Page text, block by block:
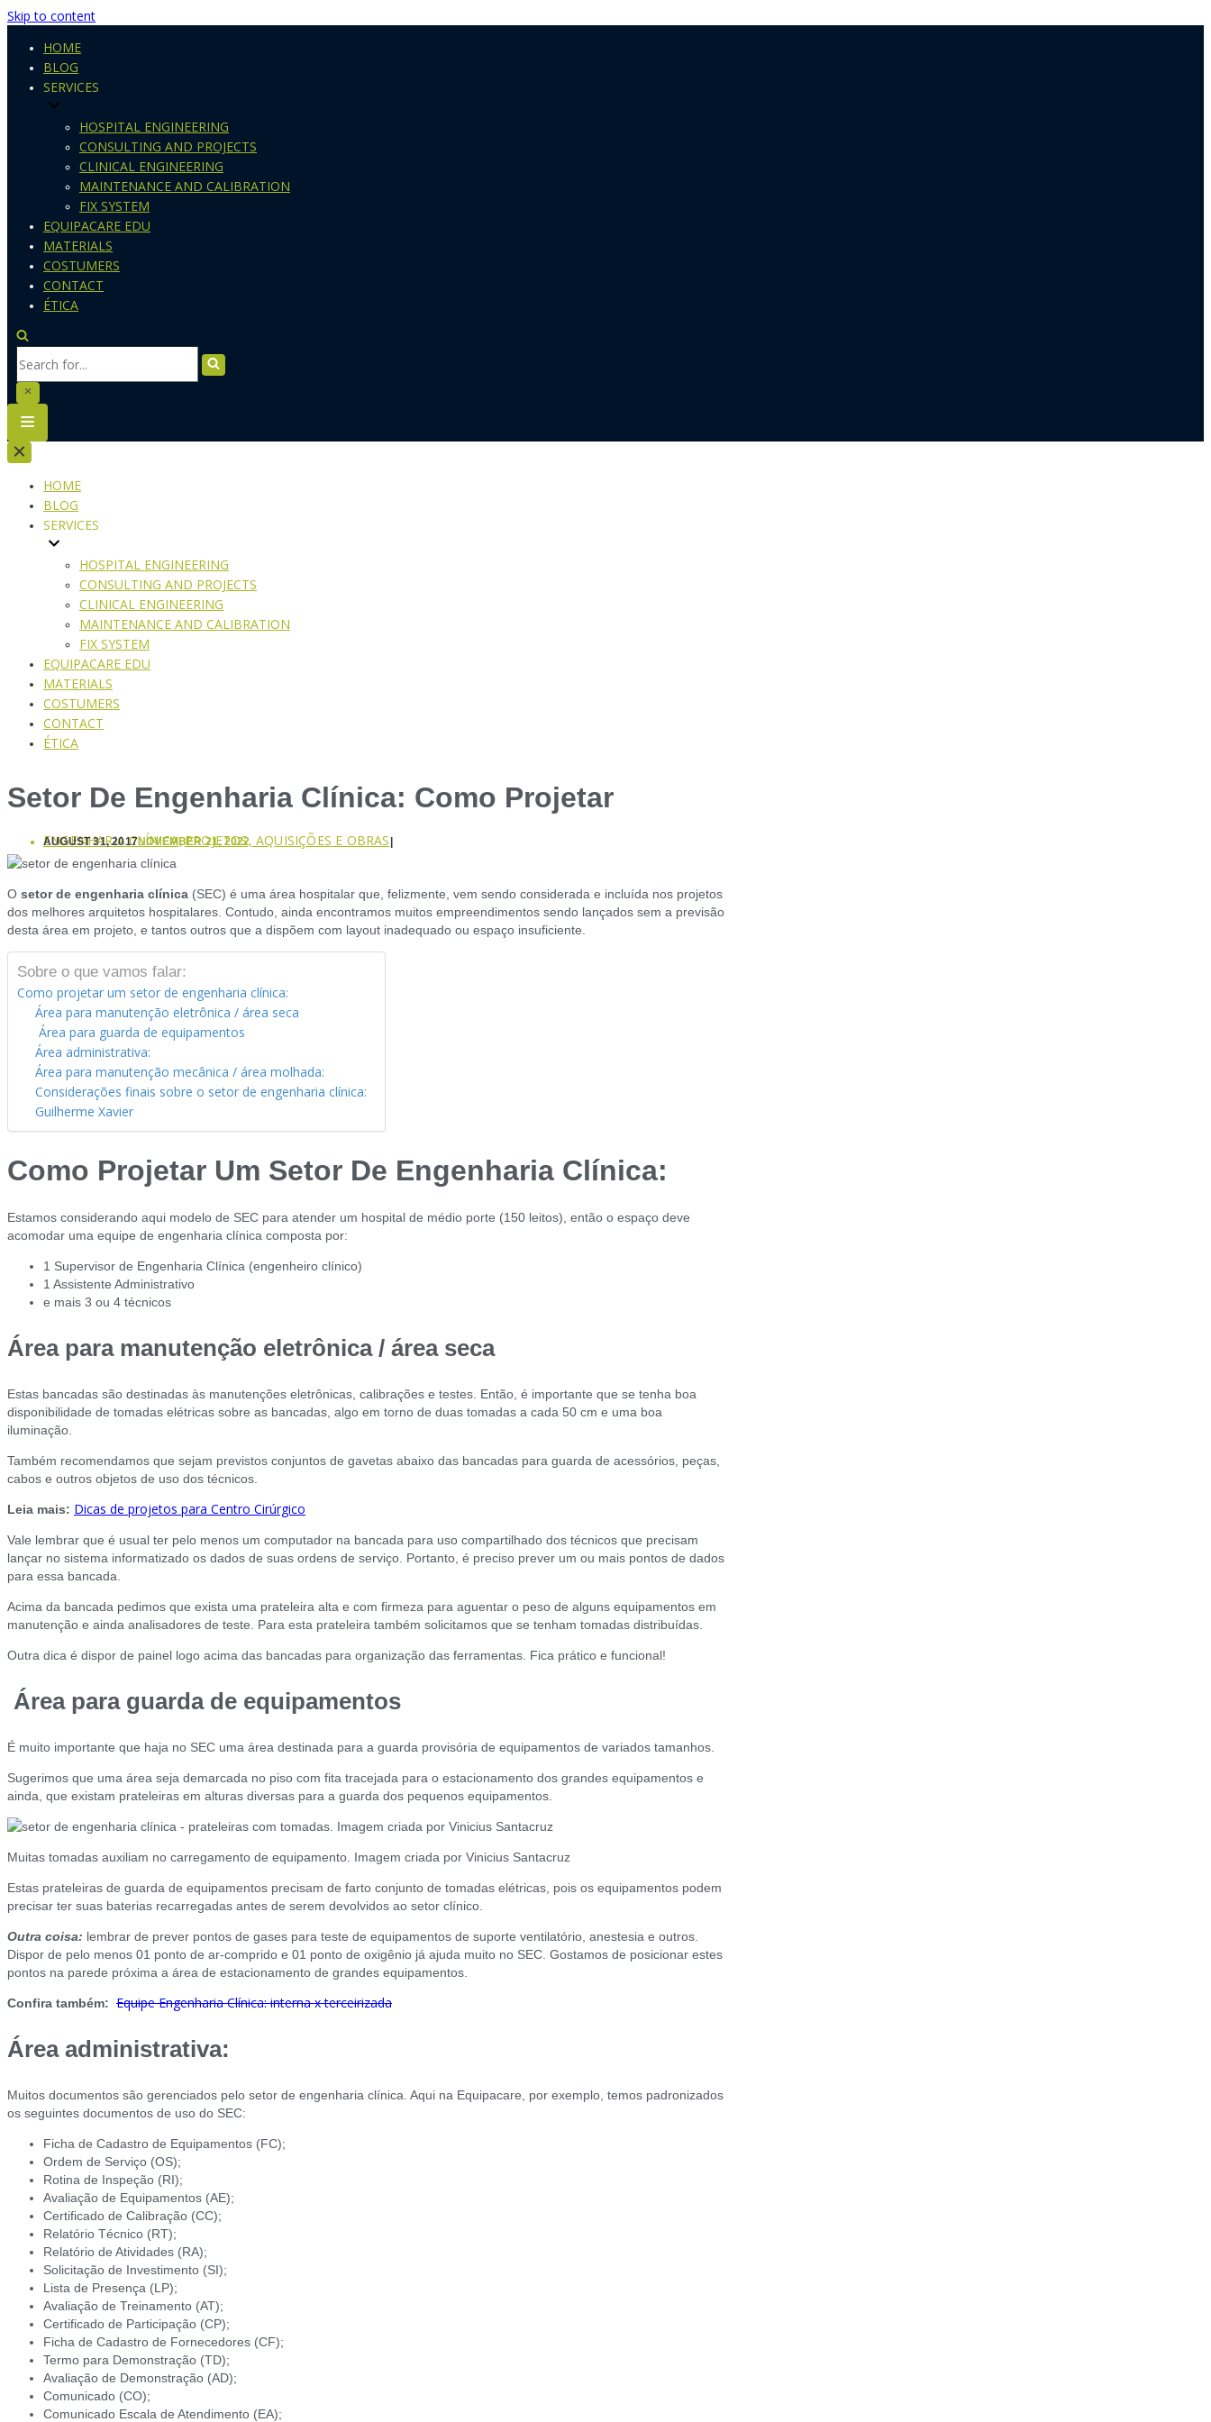
Skip to content
HOME
BLOG
SERVICES
HOSPITAL ENGINEERING
CONSULTING AND PROJECTS
CLINICAL ENGINEERING
MAINTENANCE AND CALIBRATION
FIX SYSTEM
EQUIPACARE EDU
MATERIALS
COSTUMERS
CONTACT
ÉTICA
HOME
BLOG
SERVICES
HOSPITAL ENGINEERING
CONSULTING AND PROJECTS
CLINICAL ENGINEERING
MAINTENANCE AND CALIBRATION
FIX SYSTEM
EQUIPACARE EDU
MATERIALS
COSTUMERS
CONTACT
ÉTICA
Setor De Engenharia Clínica: Como Projetar
ENGENHARIA CLÍNICA,PROJETOS, AQUISIÇÕES E OBRAS
AUGUST 31, 2017NOVEMBER 21, 2022
O setor de engenharia clínica (SEC) é uma área hospitalar que, felizmente, vem sendo considerada e incluída nos projetos
dos melhores arquitetos hospitalares. Contudo, ainda encontramos muitos empreendimentos sendo lançados sem a previsão
desta área em projeto, e tantos outros que a dispõem com layout inadequado ou espaço insuficiente.
Sobre o que vamos falar:
Como projetar um setor de engenharia clínica:
Área para manutenção eletrônica / área seca
Área para guarda de equipamentos
Área administrativa:
Área para manutenção mecânica / área molhada:
Considerações finais sobre o setor de engenharia clínica:
Guilherme Xavier
Como Projetar Um Setor De Engenharia Clínica:
Estamos considerando aqui modelo de SEC para atender um hospital de médio porte (150 leitos), então o espaço deve
acomodar uma equipe de engenharia clínica composta por:
1 Supervisor de Engenharia Clínica (engenheiro clínico)
1 Assistente Administrativo
e mais 3 ou 4 técnicos
Área para manutenção eletrônica / área seca
Estas bancadas são destinadas às manutenções eletrônicas, calibrações e testes. Então, é importante que se tenha boa
disponibilidade de tomadas elétricas sobre as bancadas, algo em torno de duas tomadas a cada 50 cm e uma boa
iluminação.
Também recomendamos que sejam previstos conjuntos de gavetas abaixo das bancadas para guarda de acessórios, peças,
cabos e outros objetos de uso dos técnicos.
Leia mais: Dicas de projetos para Centro Cirúrgico
Vale lembrar que é usual ter pelo menos um computador na bancada para uso compartilhado dos técnicos que precisam
lançar no sistema informatizado os dados de suas ordens de serviço. Portanto, é preciso prever um ou mais pontos de dados
para essa bancada.
Acima da bancada pedimos que exista uma prateleira alta e com firmeza para aguentar o peso de alguns equipamentos em
manutenção e ainda analisadores de teste. Para esta prateleira também solicitamos que se tenham tomadas distribuídas.
Outra dica é dispor de painel logo acima das bancadas para organização das ferramentas. Fica prático e funcional!
Área para guarda de equipamentos
É muito importante que haja no SEC uma área destinada para a guarda provisória de equipamentos de variados tamanhos.
Sugerimos que uma área seja demarcada no piso com fita tracejada para o estacionamento dos grandes equipamentos e
ainda, que existam prateleiras em alturas diversas para a guarda dos pequenos equipamentos.
Muitas tomadas auxiliam no carregamento de equipamento. Imagem criada por Vinicius Santacruz
Estas prateleiras de guarda de equipamentos precisam de farto conjunto de tomadas elétricas, pois os equipamentos podem
precisar ter suas baterias recarregadas antes de serem devolvidos ao setor clínico.
Outra coisa: lembrar de prever pontos de gases para teste de equipamentos de suporte ventilatório, anestesia e outros.
Dispor de pelo menos 01 ponto de ar-comprido e 01 ponto de oxigênio já ajuda muito no SEC. Gostamos de posicionar estes
pontos na parede próxima a área de estacionamento de grandes equipamentos.
Confira também: Equipe Engenharia Clínica: interna x terceirizada
Área administrativa:
Muitos documentos são gerenciados pelo setor de engenharia clínica. Aqui na Equipacare, por exemplo, temos padronizados
os seguintes documentos de uso do SEC:
Ficha de Cadastro de Equipamentos (FC);
Ordem de Serviço (OS);
Rotina de Inspeção (RI);
Avaliação de Equipamentos (AE);
Certificado de Calibração (CC);
Relatório Técnico (RT);
Relatório de Atividades (RA);
Solicitação de Investimento (SI);
Lista de Presença (LP);
Avaliação de Treinamento (AT);
Certificado de Participação (CP);
Ficha de Cadastro de Fornecedores (CF);
Termo para Demonstração (TD);
Avaliação de Demonstração (AD);
Comunicado (CO);
Comunicado Escala de Atendimento (EA);